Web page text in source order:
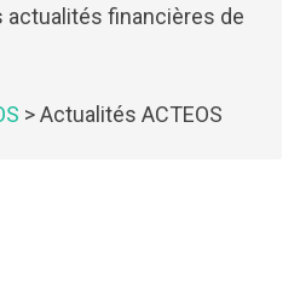
actualités financières de
> Actualités ACTEOS